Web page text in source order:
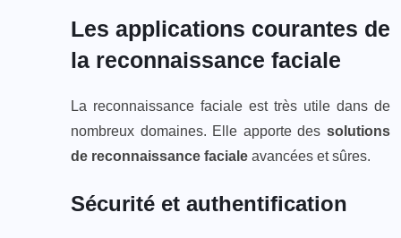
Les applications courantes de
la reconnaissance faciale
La reconnaissance faciale est très utile dans de
nombreux domaines. Elle apporte des solutions
de reconnaissance faciale avancées et sûres.
Sécurité et authentification